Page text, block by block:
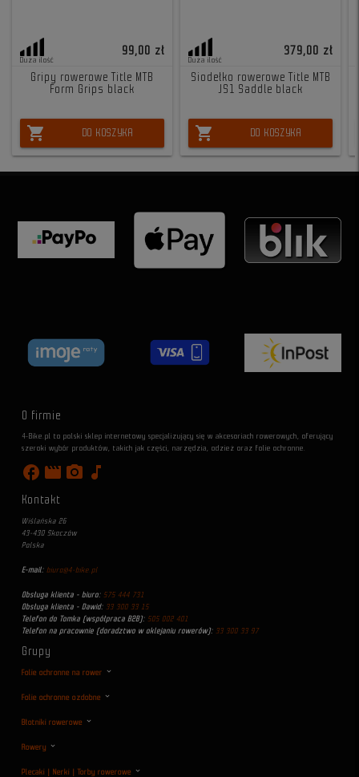
Duża ilość
99,00 zł
Gripy rowerowe Title MTB
Form Grips black
shopping_cart DO KOSZYKA
Duża ilość
379,00 zł
Siodełko rowerowe Title MTB
JS1 Saddle black
shopping_cart DO KOSZYKA
O firmie
4-Bike.pl to polski sklep internetowy specjalizujący się w akcesoriach rowerowych, oferujący
szeroki wybór produktów, takich jak części, narzędzia, odzież oraz folie ochronne.
facebook movie photo_camera music_note
Kontakt
Wiślańska 26
43-430 Skoczów
Polska
E-mail: biuro@4-bike.pl
Obsługa klienta - biuro: 575 444 731
Obsługa klienta - Dawid: 33 300 33 15
Telefon do Tomka (współpraca B2B): 505 002 401
Telefon na pracownie (doradztwo w oklejaniu rowerów): 33 300 33 97
Grupy
Folie ochronne na rower
Folie ochronne ozdobne
Błotniki rowerowe
Rowery
Plecaki | Nerki | Torby rowerowe